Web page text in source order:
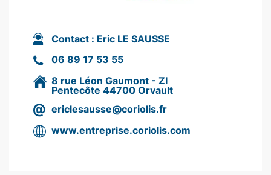
Contact : Eric LE SAUSSE
06 89 17 53 55
8 rue Léon Gaumont - ZI
Pentecôte 44700 Orvault
ericlesausse@coriolis.fr
www.entreprise.coriolis.com